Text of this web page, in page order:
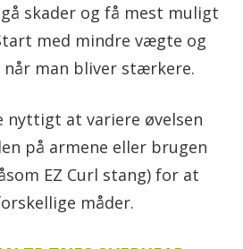
skader og få mest muligt
med mindre vægte og
når man bliver stærkere.
nyttigt at variere øvelsen
på armene eller brugen
EZ Curl stang) for at
måder.